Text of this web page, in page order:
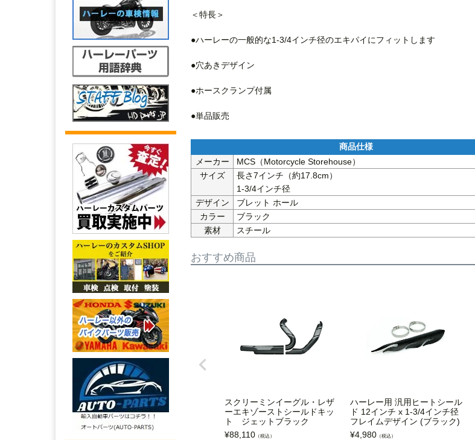
＜特長＞
●ハーレーの一般的な1-3/4インチ径のエキパイにフィットします
●穴あきデザイン
●ホースクランプ付属
●単品販売
メーカー
MCS（Motorcycle Storehouse）
サイズ
長さ7インチ（約17.8cm）
1-3/4インチ径
デザイン
ブレット ホール
カラー
ブラック
素材
スチール
おすすめ商品
スクリーミンイーグル・レザ
ーエキゾーストシールドキッ
ト ジェットブラック
¥88,110 （税込）
ハーレー用 汎用ヒートシール
ド 12インチ x 1-3/4インチ径
フレイムデザイン (ブラック)
¥4,980 （税込）